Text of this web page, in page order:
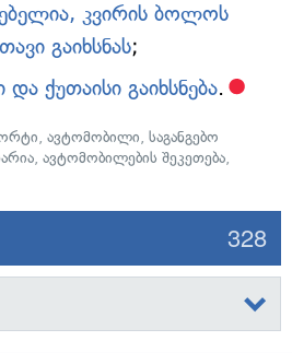
კვირის ბოლოს
გაიხსნას;
ქუთაისი გაიხსნება.
, ავტომობილი, საგანგებო
, ავტომობილების შეკეთება,
328